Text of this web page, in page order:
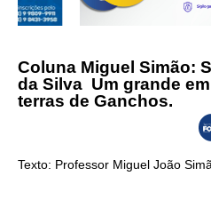
Coluna Miguel Simão:
da Silva  Um grande
terras de Ganchos.
Texto: Professor Miguel João